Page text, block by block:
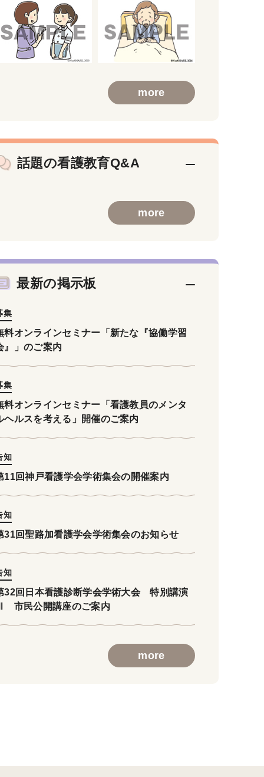
more
話題の看護教育Q&A
more
最新の掲示板
集
料オンラインセミナー「新たな『協働学習
』」のご案内
集
料オンラインセミナー「看護教員のメンタ
ヘルスを考える」開催のご案内
知
11回神戸看護学会学術集会の開催案内
知
31回聖路加看護学会学術集会のお知らせ
知
32回日本看護診断学会学術大会 特別講演
市民公開講座のご案内
more